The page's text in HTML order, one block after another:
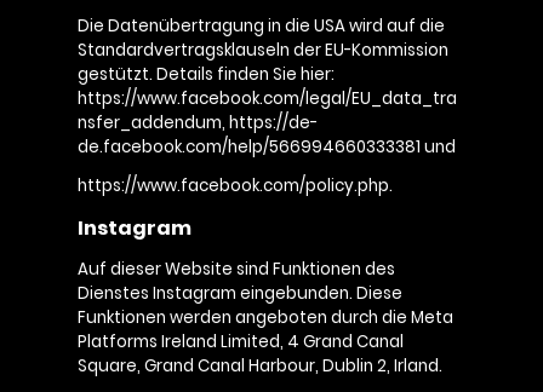
Die Datenübertragung in die USA wird auf die
Standardvertragsklauseln der EU-Kommission
gestützt. Details finden Sie hier:
https://www.facebook.com/legal/EU_data_tra
nsfer_addendum, https://de-
de.facebook.com/help/566994660333381 und
https://www.facebook.com/policy.php.
Instagram
Auf dieser Website sind Funktionen des
Dienstes Instagram eingebunden. Diese
Funktionen werden angeboten durch die Meta
Platforms Ireland Limited, 4 Grand Canal
Square, Grand Canal Harbour, Dublin 2, Irland.